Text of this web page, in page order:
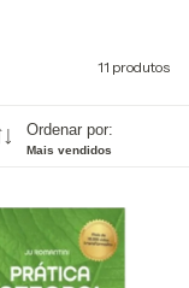
11 produtos
Ordenar por:
Mais vendidos